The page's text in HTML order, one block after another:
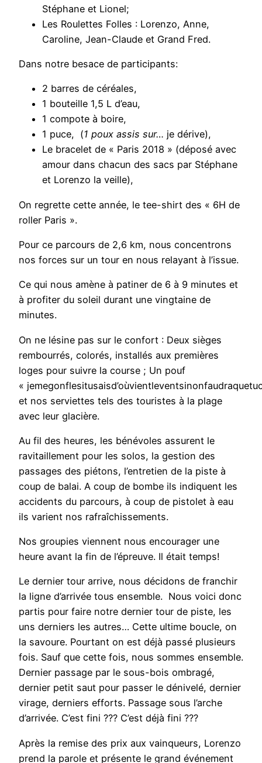
Stéphane et Lionel;
Les Roulettes Folles : Lorenzo, Anne,
Caroline, Jean-Claude et Grand Fred.
Dans notre besace de participants:
2 barres de céréales,
1 bouteille 1,5 L d’eau,
1 compote à boire,
1 puce, (1 poux assis sur… je dérive),
Le bracelet de « Paris 2018 » (déposé avec
amour dans chacun des sacs par Stéphane
et Lorenzo la veille),
On regrette cette année, le tee-shirt des « 6H de
roller Paris ».
Pour ce parcours de 2,6 km, nous concentrons
nos forces sur un tour en nous relayant à l’issue.
Ce qui nous amène à patiner de 6 à 9 minutes et
à profiter du soleil durant une vingtaine de
minutes.
On ne lésine pas sur le confort : Deux sièges
rembourrés, colorés, installés aux premières
loges pour suivre la course ; Un pouf
«
et nos serviettes tels des touristes à la plage
avec leur glacière.
Au fil des heures, les bénévoles assurent le
ravitaillement pour les solos, la gestion des
passages des piétons, l’entretien de la piste à
coup de balai. A coup de bombe ils indiquent les
accidents du parcours, à coup de pistolet à eau
ils varient nos rafraîchissements.
Nos groupies viennent nous encourager une
heure avant la fin de l’épreuve. Il était temps!
Le dernier tour arrive, nous décidons de franchir
la ligne d’arrivée tous ensemble. Nous voici donc
partis pour faire notre dernier tour de piste, les
uns derniers les autres… Cette ultime boucle, on
la savoure. Pourtant on est déjà passé plusieurs
fois. Sauf que cette fois, nous sommes ensemble.
Dernier passage par le sous-bois ombragé,
dernier petit saut pour passer le dénivelé, dernier
virage, derniers efforts. Passage sous l’arche
d’arrivée. C’est fini ??? C’est déjà fini ???
Après la remise des prix aux vainqueurs, Lorenzo
prend la parole et présente le grand événement